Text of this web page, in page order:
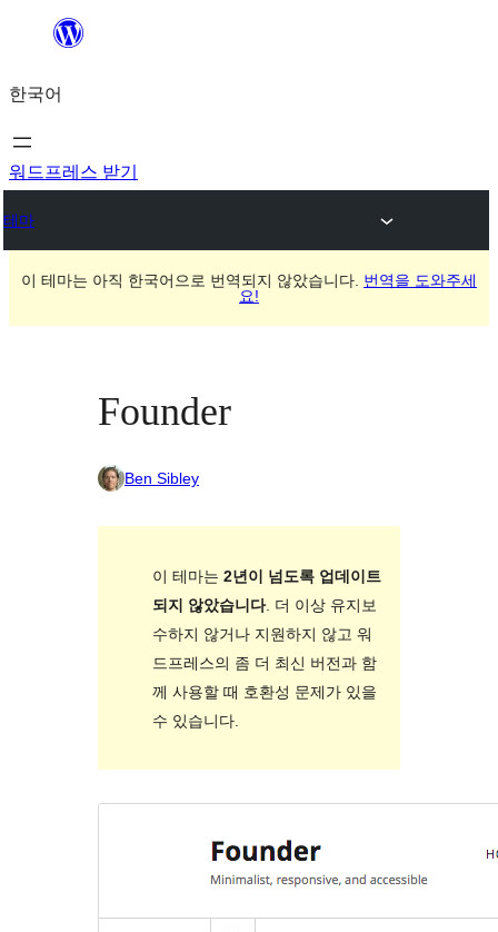
츠
로
바
가
한국어
워드프레스 받기
테마
이 테마는 아직 한국어으로 번역되지 않았습니다. 번역을 도와주세
요!
Founder
Ben Sibley
이 테마는 2년이 넘도록 업데이트
되지 않았습니다. 더 이상 유지보
수하지 않거나 지원하지 않고 워
드프레스의 좀 더 최신 버전과 함
께 사용할 때 호환성 문제가 있을
수 있습니다.